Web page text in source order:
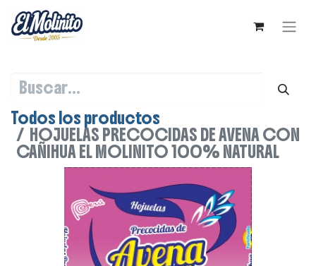
Todos los productos
HOJUELAS PRECOCIDAS DE AVENA CON
CAÑIHUA EL MOLINITO 100% NATURAL